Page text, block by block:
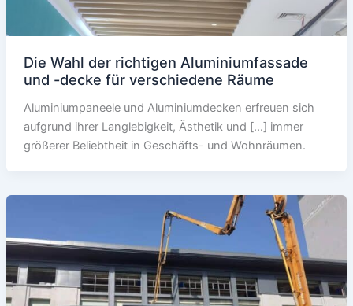
Die Wahl der richtigen Aluminiumfassade
und -decke für verschiedene Räume
Aluminiumpaneele und Aluminiumdecken erfreuen sich
aufgrund ihrer Langlebigkeit, Ästhetik und [...] immer
größerer Beliebtheit in Geschäfts- und Wohnräumen.